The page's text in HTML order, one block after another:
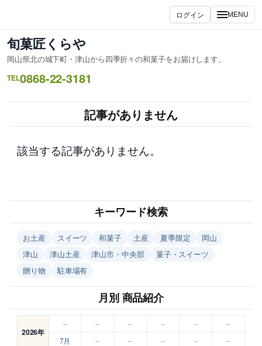
を
ス
キ
ッ
ログイン MENU
旬菓匠くらや
岡山県北の城下町・津山から四季折々の和菓子をお届けします。
TEL0868-22-3181
記事がありません
該当する記事がありません。
キーワード検索
お土産 スイーツ 和菓子 土産 夏季限定
岡山
津山
津山土産 津山市・中央部
菓子・スイーツ
贈り物
駐車場有
月別 商品紹介
2026年
– – – – –
–
7月
– – – – –